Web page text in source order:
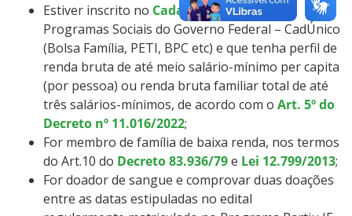
Estiver inscrito no Cadastro Únicopara
Programas Sociais do Governo Federal – CadÚnico
(Bolsa Família, PETI, BPC etc) e que tenha perfil de
renda bruta de até meio salário-mínimo per capita
(por pessoa) ou renda bruta familiar total de até
três salários-mínimos, de acordo com o Art. 5º do
Decreto nº 11.016/2022;
For membro de família de baixa renda, nos termos
do Art.10 do Decreto 83.936/79e Lei 12.799/2013;
For doador de sangue e comprovar duas doações
entre as datas estipuladas no edital